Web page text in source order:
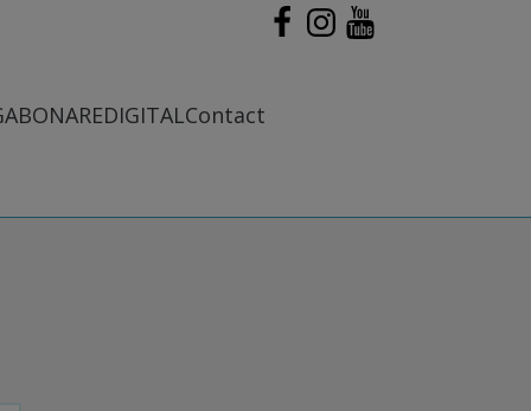
ABONAREDIGITALContact